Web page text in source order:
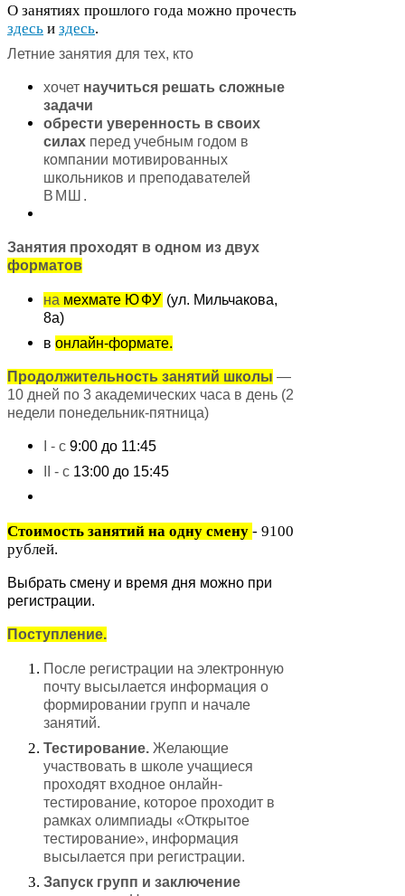
О занятиях прошлого года можно прочесть
здесь и здесь.
Летние занятия для тех, кто
хочет научиться решать сложные
задачи
обрести уверенность в своих
силах перед учебным годом в
компании мотивированных
школьников и преподавателей
ВМШ .
Занятия проходят в одном из двух
форматов
на мехмате ЮФУ (ул. Мильчакова,
8а)
в онлайн-​формате.
Продолжительность занятий школы —
10 дней по 3 академических часа в день (2
недели понедельник-​пятница)
I - с 9:00 до 11:45
- с 13:00 до 15:45
Стоимость занятий на одну смену - 9100
рублей.
Выбрать смену и время дня можно при
регистрации.
Поступление.
После регистрации на электронную
почту высылается информация о
формировании групп и начале
занятий.
Тестирование. Желающие
участвовать в школе учащиеся
проходят входное онлайн-​
тестирование, которое проходит в
рамках олимпиады «Открытое
тестирование», информация
высылается при регистрации.
Запуск групп и заключение